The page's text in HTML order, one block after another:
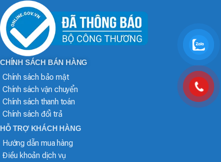
CHÍNH SÁCH BÁN HÀNG
Chính sách bảo mật
Chính sách vận chuyển
Chính sách thanh toán
Chính sách đổi trả
HỖ TRỢ KHÁCH HÀNG
Hướng dẫn mua hàng
Điều khoản dịch vụ